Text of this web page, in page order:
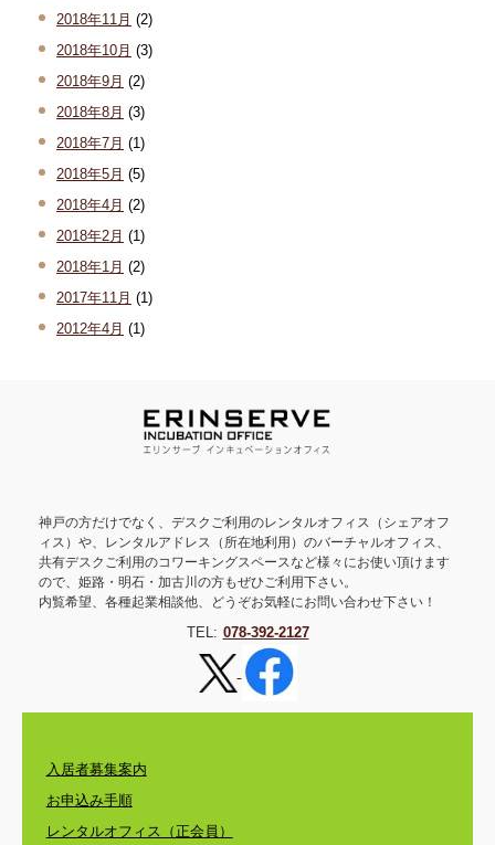
2018年11月 (2)
2018年10月 (3)
2018年9月 (2)
2018年8月 (3)
2018年7月 (1)
2018年5月 (5)
2018年4月 (2)
2018年2月 (1)
2018年1月 (2)
2017年11月 (1)
2012年4月 (1)
神戸の方だけでなく、デスクご利用のレンタルオフィス（シェアオフ
ィス）や、レンタルアドレス（所在地利用）のバーチャルオフィス、
共有デスクご利用のコワーキングスペースなど様々にお使い頂けます
ので、姫路・明石・加古川の方もぜひご利用下さい。
内覧希望、各種起業相談他、どうぞお気軽にお問い合わせ下さい！
TEL: 078-392-2127
入居者募集案内
お申込み手順
レンタルオフィス（正会員）